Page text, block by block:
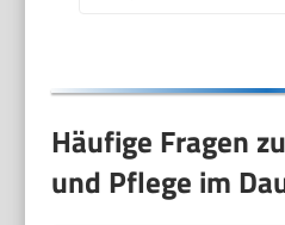
Häufige Fragen
und Pflege im